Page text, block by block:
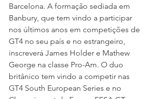
Barcelona. A formação sediada em
Banbury, que tem vindo a participar
nos últimos anos em competições de
GT4 no seu país e no estrangeiro,
inscreverá James Holder e Mathew
George na classe Pro-Am. O duo
britânico tem vindo a competir nas
GT4 South European Series e no